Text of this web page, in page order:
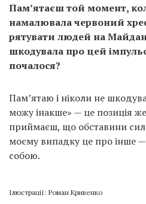
Пам’ятаєш той момент,
намалювала червоний
рятувати людей на
шкодувала про цей
почалося?
Пам’ятаю і ніколи не
можу інакше» — це позиція
приймаєш, що обставини
моєму випадку це про інше
собою.
Ілюстрації: Роман Кривенко